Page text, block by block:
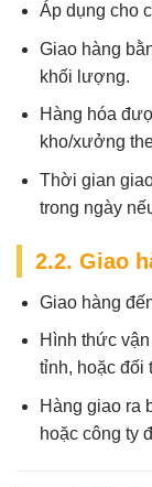
Áp dụng cho
Giao hàng
khối lượng.
Hàng hóa
kho/xưởng
Thời gian
trong ngày
2.2. Giao
Giao hàng
Hình thức
tỉnh, hoặc đối
Hàng giao ra
hoặc công ty